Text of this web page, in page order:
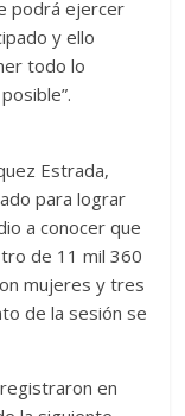
podrá ejercer
y ello
todo lo
Estrada,
para lograr
a conocer que
de 11 mil 360
mujeres y tres
de la sesión se
en